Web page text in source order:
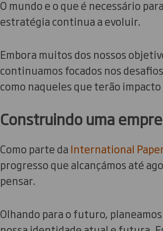
O mundo e o que é necessário
estratégia continua a evoluir.
Embora muitos dos nossos
continuamos focados nos
como naqueles que terão
Construindo uma
Como parte da International
progresso que alcançámos até
pensar.
Olhando para o futuro,